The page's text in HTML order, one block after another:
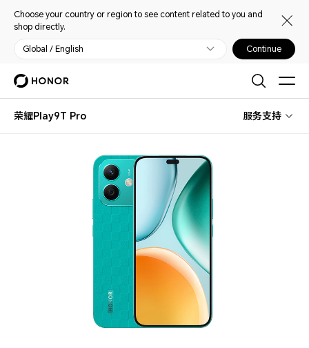
Choose your country or region to see content related to you and
shop directly.
Global / English Continue
荣耀Play9T Pro 服务支持